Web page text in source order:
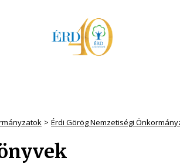
Érdi Görög Nemzetiségi